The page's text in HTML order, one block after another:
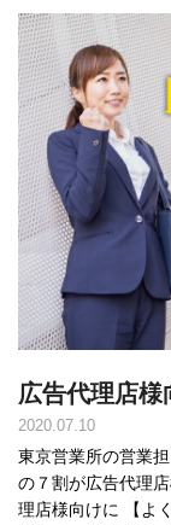
広告代理店様
2020.07.10
東京営業所の営業
の７割が広告代理
理店様向けに 【よ